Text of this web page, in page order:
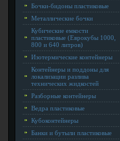
Бочки-бидоны пластиковые
Металлические бочки
Кубические емкости
пластиковые (Еврокубы 1000,
800 и 640 литров)
Изотермические контейнеры
Контейнеры и поддоны для
локализации разлива
технических жидкостей
Разборные контейнеры
Ведра пластиковые
Кубоконтейнеры
Банки и бутыли пластиковые